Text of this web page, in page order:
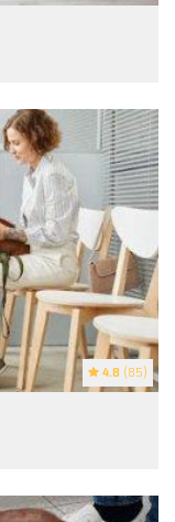
4.8 (85)